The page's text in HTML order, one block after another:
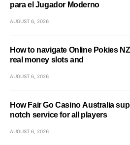
para el Jugador Moderno
AUGUST 6, 2026
How to navigate Online Pokies
real money slots and
AUGUST 6, 2026
How Fair Go Casino Australia
notch service for all players
AUGUST 6, 2026